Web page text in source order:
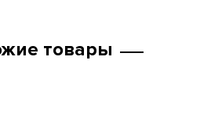
товары